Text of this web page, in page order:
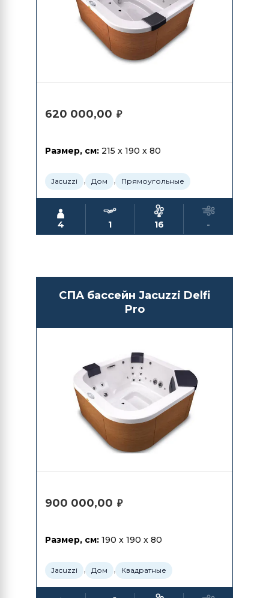
620 000,00 ₽
Размер, см: 215 x 190 x 80
Jacuzzi , Дом , Прямоугольные
4 1 16 -
СПА бассейн Jacuzzi Delfi
Pro
900 000,00 ₽
Размер, см: 190 x 190 x 80
Jacuzzi , Дом , Квадратные